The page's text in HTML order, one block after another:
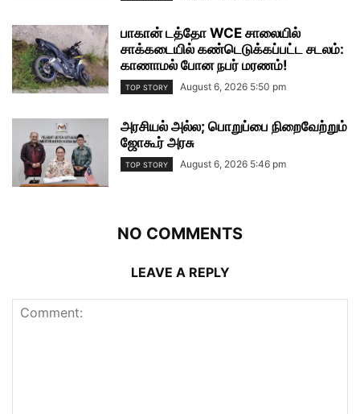
பாகான் டத்தோ WCE சாலையில்
சாக்கடையில் கண்டெடுக்கப்பட்ட சடலம்:
காணாமல் போன நபர் மரணம்!
TOP STORY August 6, 2026 5:50 pm
அரசியல் அல்ல; பொறுப்பை நிறைவேற்றும்
ஜோகூர் அரசு
TOP STORY August 6, 2026 5:46 pm
NO COMMENTS
LEAVE A REPLY